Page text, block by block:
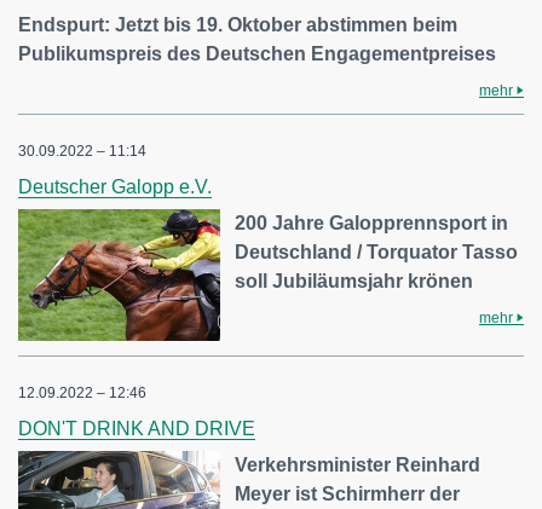
Endspurt: Jetzt bis 19. Oktober abstimmen beim
Publikumspreis des Deutschen Engagementpreises
mehr
30.09.2022 – 11:14
Deutscher Galopp e.V.
200 Jahre Galopprennsport in
Deutschland / Torquator Tasso
soll Jubiläumsjahr krönen
mehr
12.09.2022 – 12:46
DON'T DRINK AND DRIVE
Verkehrsminister Reinhard
Meyer ist Schirmherr der